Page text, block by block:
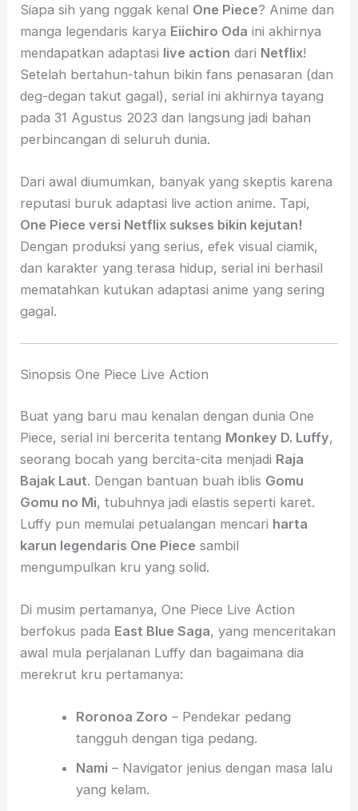
Siapa sih yang nggak kenal One Piece? Anime dan
manga legendaris karya Eiichiro Oda ini akhirnya
mendapatkan adaptasi live action dari Netflix!
Setelah bertahun-tahun bikin fans penasaran (dan
deg-degan takut gagal), serial ini akhirnya tayang
pada 31 Agustus 2023 dan langsung jadi bahan
perbincangan di seluruh dunia.
Dari awal diumumkan, banyak yang skeptis karena
reputasi buruk adaptasi live action anime. Tapi,
One Piece versi Netflix sukses bikin kejutan!
Dengan produksi yang serius, efek visual ciamik,
dan karakter yang terasa hidup, serial ini berhasil
mematahkan kutukan adaptasi anime yang sering
gagal.
Sinopsis One Piece Live Action
Buat yang baru mau kenalan dengan dunia One
Piece, serial ini bercerita tentang Monkey D. Luffy,
seorang bocah yang bercita-cita menjadi Raja
Bajak Laut. Dengan bantuan buah iblis Gomu
Gomu no Mi, tubuhnya jadi elastis seperti karet.
Luffy pun memulai petualangan mencari harta
karun legendaris One Piece sambil
mengumpulkan kru yang solid.
Di musim pertamanya, One Piece Live Action
berfokus pada East Blue Saga, yang menceritakan
awal mula perjalanan Luffy dan bagaimana dia
merekrut kru pertamanya:
Roronoa Zoro – Pendekar pedang
tangguh dengan tiga pedang.
Nami – Navigator jenius dengan masa lalu
yang kelam.